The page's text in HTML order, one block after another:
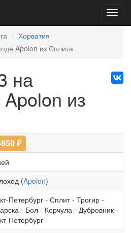
Хорватия
Apolon из Сплита
на
из
₽
(Apolon)
Петербург - Сплит- Трогир -
- Бол - Корчула - Дубровник -
Петербург